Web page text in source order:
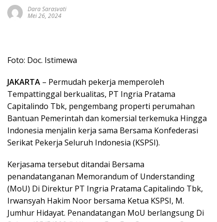
Dara Sarasvati
Mei 26, 2024
Foto: Doc. Istimewa
JAKARTA – Permudah pekerja memperoleh
Tempattinggal berkualitas, PT Ingria Pratama
Capitalindo Tbk, pengembang properti perumahan
Bantuan Pemerintah dan komersial terkemuka Hingga
Indonesia menjalin kerja sama Bersama Konfederasi
Serikat Pekerja Seluruh Indonesia (KSPSI).
Kerjasama tersebut ditandai Bersama
penandatanganan Memorandum of Understanding
(MoU) Di Direktur PT Ingria Pratama Capitalindo Tbk,
Irwansyah Hakim Noor bersama Ketua KSPSI, M.
Jumhur Hidayat. Penandatangan MoU berlangsung Di